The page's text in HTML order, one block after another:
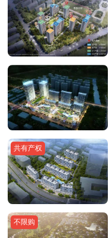
共有产权
不限购